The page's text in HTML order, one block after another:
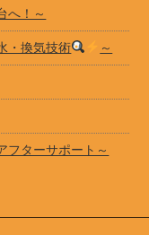
へ！～
・換気技術 ～
フターサポート～